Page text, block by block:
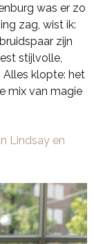
was er zo
zag, wist ik:
zijn
stijlvolle,
Alles klopte: het
mix van magie
Lindsay en